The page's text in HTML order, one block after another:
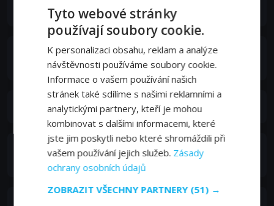
Petr Domin
Paula Valenska
Mařenka Klímová
Jindřich Plachta
Marie Rýdlová
Kozlerová
Tyto webové stránky
používají soubory cookie.
K personalizaci obsahu, reklam a analýze
návštěvnosti používáme soubory cookie.
Informace o vašem používání našich
stránek také sdílíme s našimi reklamními a
analytickými partnery, kteří je mohou
kombinovat s dalšími informacemi, které
jste jim poskytli nebo které shromáždili při
vašem používání jejich služeb. Zásady
ochrany osobních údajů
ZOBRAZIT VŠECHNY PARTNERY (51) →